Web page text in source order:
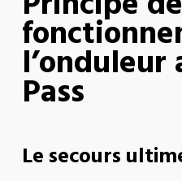
l’onduleur
Pass
Le secours